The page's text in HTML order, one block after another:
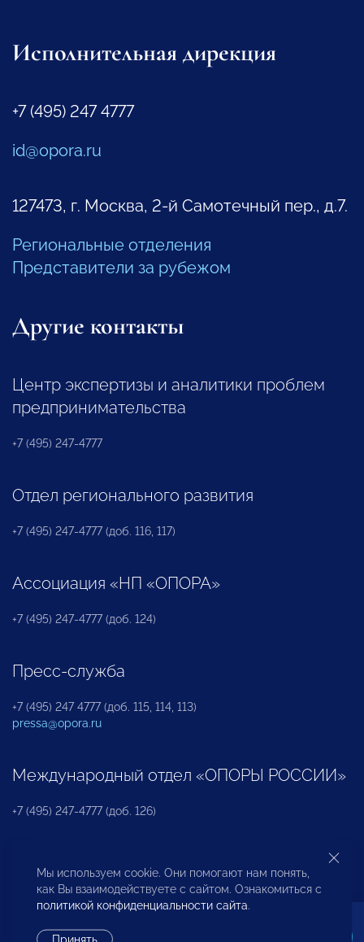
Исполнительная дирекция
+7 (495) 247 4777
id@opora.ru
127473, г. Москва, 2-й Самотечный пер., д.7.
Региональные отделения
Представители за рубежом
Другие контакты
Центр экспертизы и аналитики проблем
предпринимательства
+7 (495) 247-4777
Отдел регионального развития
+7 (495) 247-4777 (доб. 116, 117)
Ассоциация «НП «ОПОРА»
+7 (495) 247-4777 (доб. 124)
Пресс-служба
+7 (495) 247 4777 (доб. 115, 114, 113)
pressa@opora.ru
Международный отдел «ОПОРЫ РОССИИ»
+7 (495) 247-4777 (доб. 126)
Бюро по защите прав предпринимателей и
инвесторов
Мы используем cookie. Они помогают нам понять,
как Вы взаимодействуете с сайтом. Ознакомиться с
политикой конфиденциальности сайта.
Принять